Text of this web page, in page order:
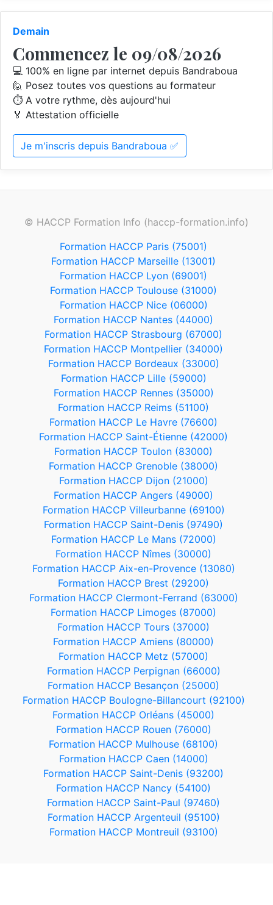
Demain
Commencez le 09/08/2026
💻 100% en ligne par internet depuis Bandraboua
🙋 Posez toutes vos questions au formateur
⏱️ A votre rythme, dès aujourd'hui
🏅 Attestation officielle
Je m'inscris depuis Bandraboua ✅
© HACCP Formation Info (haccp-formation.info)
Formation HACCP Paris (75001)
Formation HACCP Marseille (13001)
Formation HACCP Lyon (69001)
Formation HACCP Toulouse (31000)
Formation HACCP Nice (06000)
Formation HACCP Nantes (44000)
Formation HACCP Strasbourg (67000)
Formation HACCP Montpellier (34000)
Formation HACCP Bordeaux (33000)
Formation HACCP Lille (59000)
Formation HACCP Rennes (35000)
Formation HACCP Reims (51100)
Formation HACCP Le Havre (76600)
Formation HACCP Saint-Étienne (42000)
Formation HACCP Toulon (83000)
Formation HACCP Grenoble (38000)
Formation HACCP Dijon (21000)
Formation HACCP Angers (49000)
Formation HACCP Villeurbanne (69100)
Formation HACCP Saint-Denis (97490)
Formation HACCP Le Mans (72000)
Formation HACCP Nîmes (30000)
Formation HACCP Aix-en-Provence (13080)
Formation HACCP Brest (29200)
Formation HACCP Clermont-Ferrand (63000)
Formation HACCP Limoges (87000)
Formation HACCP Tours (37000)
Formation HACCP Amiens (80000)
Formation HACCP Metz (57000)
Formation HACCP Perpignan (66000)
Formation HACCP Besançon (25000)
Formation HACCP Boulogne-Billancourt (92100)
Formation HACCP Orléans (45000)
Formation HACCP Rouen (76000)
Formation HACCP Mulhouse (68100)
Formation HACCP Caen (14000)
Formation HACCP Saint-Denis (93200)
Formation HACCP Nancy (54100)
Formation HACCP Saint-Paul (97460)
Formation HACCP Argenteuil (95100)
Formation HACCP Montreuil (93100)